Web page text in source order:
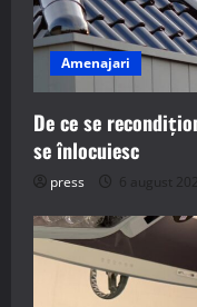
Amenajari
De ce se
se înlocuiesc
press 6 august